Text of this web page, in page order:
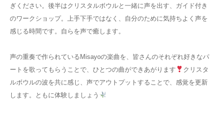
ぎください。後半はクリスタルボウルと一緒に声を出す、ガイド付き
のワークショップ。上手下手ではなく、自分のために気持ちよく声を
感じる時間です。自らを声で癒します。
声の重奏で作られているMisayoの楽曲を、皆さんのそれぞれ好きなパ
ートを歌ってもらうことで、ひとつの曲ができあがります
クリスタ
ルボウルの波を共に感じ、声でアウトプットすることで、感覚を更新
します。ともに体験しましょう